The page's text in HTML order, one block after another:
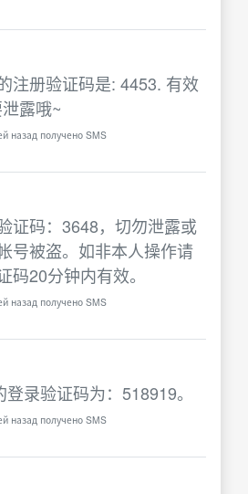
注册验证码是: 4453. 有效
露哦~
назад получено SMS
证码：3648，切勿泄露或
号被盗。如非本人操作请
码20分钟内有效。
назад получено SMS
登录验证码为：518919。
назад получено SMS